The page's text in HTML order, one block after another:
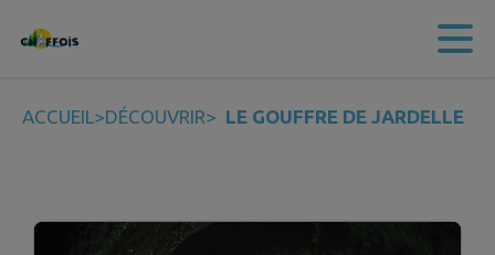
Contenu
ACCUEIL>DÉCOUVRIR> LE GOUFFRE DE JARDELLE